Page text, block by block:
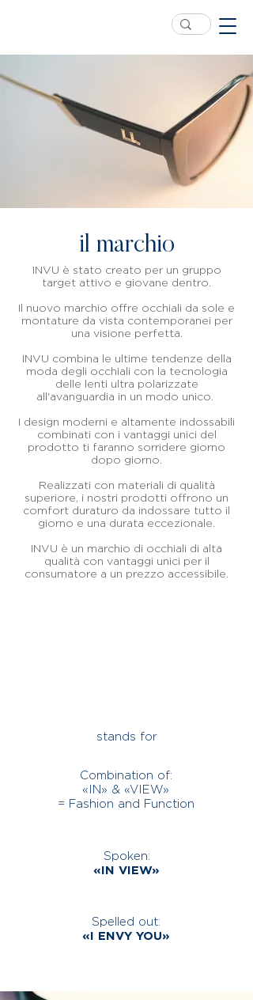
il marchio
INVU è stato creato per un gruppo
target attivo e giovane dentro.
Il nuovo marchio offre occhiali da sole e
montature da vista contemporanei per
una visione perfetta.
INVU combina le ultime tendenze della
moda degli occhiali con la tecnologia
delle lenti ultra polarizzate
all'avanguardia in un modo unico.
I design moderni e altamente indossabili
combinati con i vantaggi unici del
prodotto ti faranno sorridere giorno
dopo giorno.
Realizzati con materiali di qualità
superiore, i nostri prodotti offrono un
comfort duraturo da indossare tutto il
giorno e una durata eccezionale.
INVU è un marchio di occhiali di alta
qualità con vantaggi unici per il
consumatore a un prezzo accessibile.
stands for
Combination of:
«IN» & «VIEW»
= Fashion and Function
Spoken:
«IN VIEW»
Spelled out:
«I ENVY YOU»